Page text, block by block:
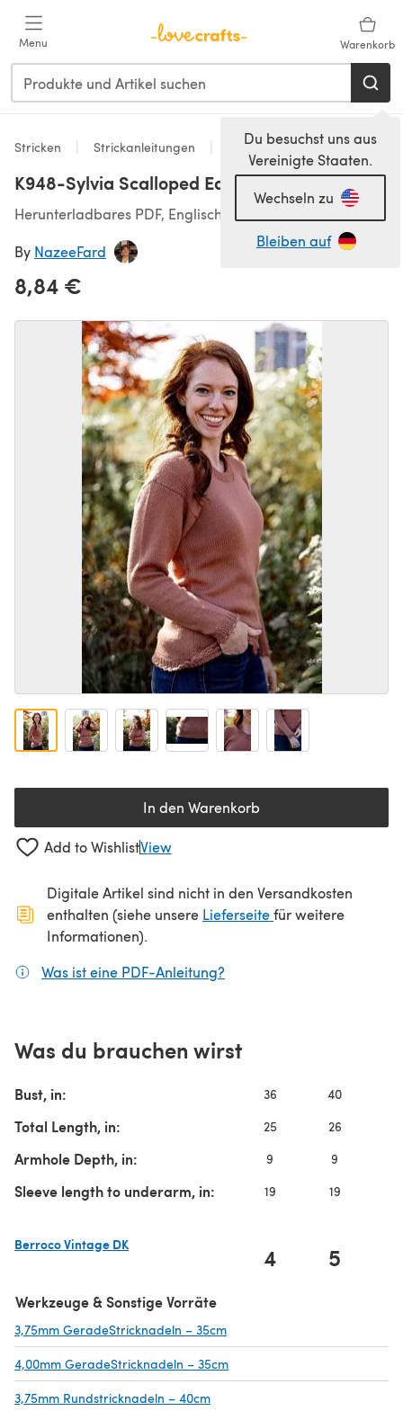
Menu Warenkorb
Du besuchst uns aus
Vereinigte Staaten.
Wechseln zu
Bleiben auf
Stricken Strickanleitungen Pullover
K948-Sylvia Scalloped Edge Sweater
Herunterladbares PDF, Englisch
By NazeeFard
8,84 €
In den Warenkorb
Add to WishlistView
Digitale Artikel sind nicht in den Versandkosten
enthalten (siehe unsere Lieferseite(öffnet sich in
für weitere
Informationen).
Was ist eine PDF-Anleitung?
Was du brauchen wirst
Bust, in: 36 40
Total Length, in: 25 26
Armhole Depth, in: 9 9
Sleeve length to underarm, in: 19 19
Berroco Vintage DK
4 5
Werkzeuge & Sonstige Vorräte
3,75mm GeradeStricknadeln – 35cm
4,00mm GeradeStricknadeln – 35cm
3,75mm Rundstricknadeln – 40cm